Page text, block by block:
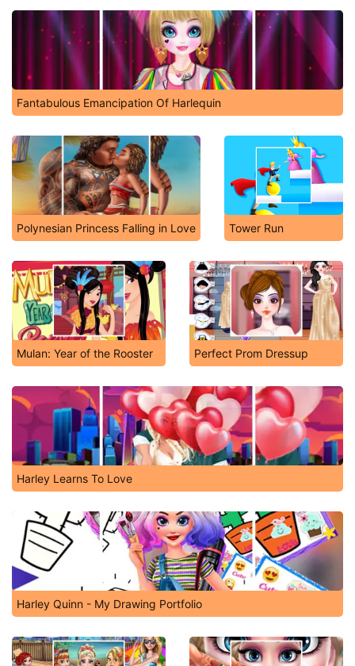
Fantabulous Emancipation Of Harlequin
Polynesian Princess Falling in Love Tower Run
Mulan: Year of the Rooster Perfect Prom Dressup
Harley Learns To Love
Harley Quinn - My Drawing Portfolio